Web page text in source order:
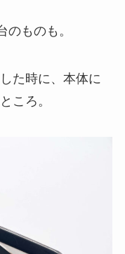
ものも。
た時に、本体に
ころ。